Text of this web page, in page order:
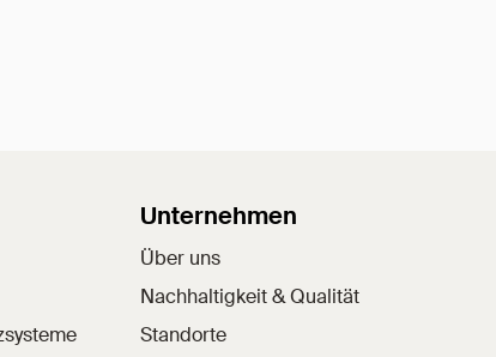
Unternehmen
Über uns
Nachhaltigkeit & Qualität
Standorte